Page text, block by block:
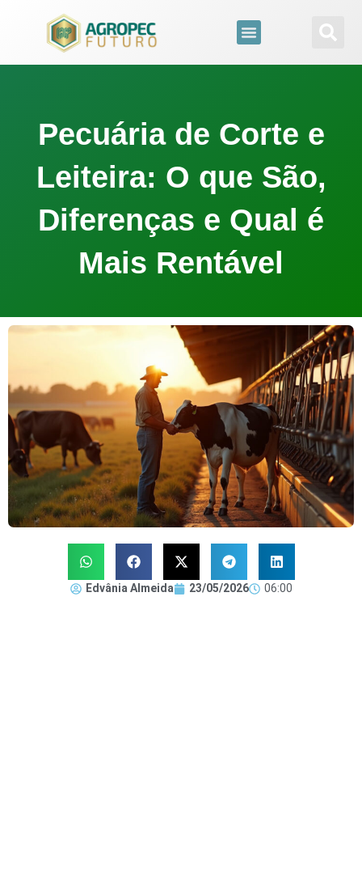
conteúdo
Pecuária de Corte e
Leiteira: O que São,
Diferenças e Qual é
Mais Rentável
Edvânia Almeida 23/05/2026 06:00